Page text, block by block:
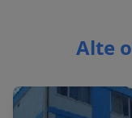
Alte